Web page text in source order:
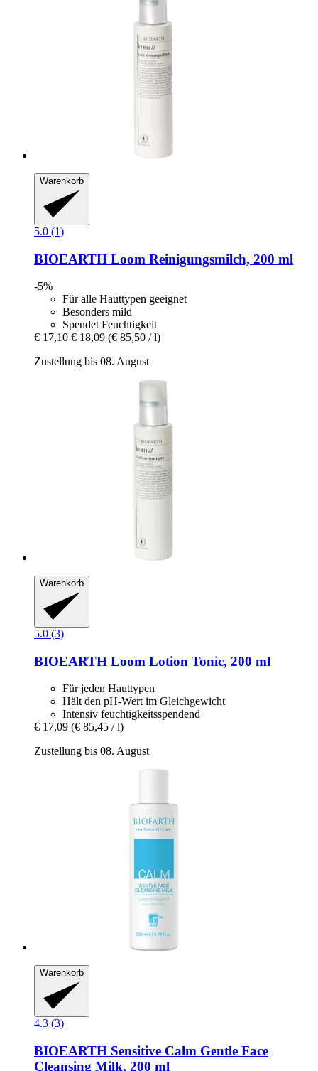
Warenkorb
5.0 (1)
BIOEARTH Loom Reinigungsmilch, 200 ml
-5%
Für alle Hauttypen geeignet
Besonders mild
Spendet Feuchtigkeit
€ 17,10 € 18,09 (€ 85,50 / l)
Zustellung bis 08. August
Warenkorb
5.0 (3)
BIOEARTH Loom Lotion Tonic, 200 ml
Für jeden Hauttypen
Hält den pH-Wert im Gleichgewicht
Intensiv feuchtigkeitsspendend
€ 17,09 (€ 85,45 / l)
Zustellung bis 08. August
Warenkorb
4.3 (3)
BIOEARTH Sensitive Calm Gentle Face
Cleansing Milk, 200 ml